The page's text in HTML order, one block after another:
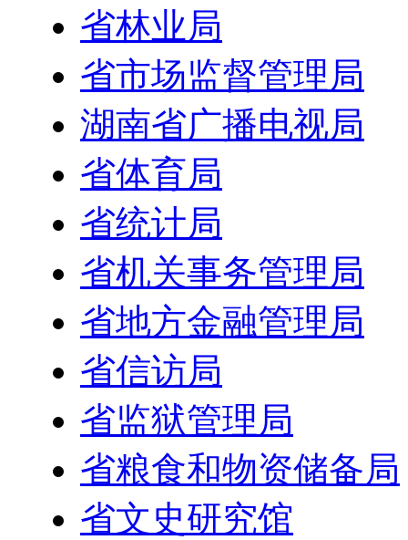
省林业局
省市场监督管理局
湖南省广播电视局
省体育局
省统计局
省机关事务管理局
省地方金融管理局
省信访局
省监狱管理局
省粮食和物资储备局
省文史研究馆